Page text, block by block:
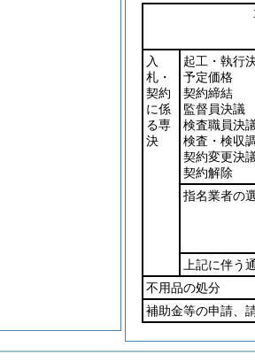
入
札・
契約
に係
る専
決
起工・執行
予定価格
契約締結
監督員決議
検査職員決
検査・検収
契約変更決
契約解除
指名業者の
上記に伴う
不用品の処分
補助金等の申請、